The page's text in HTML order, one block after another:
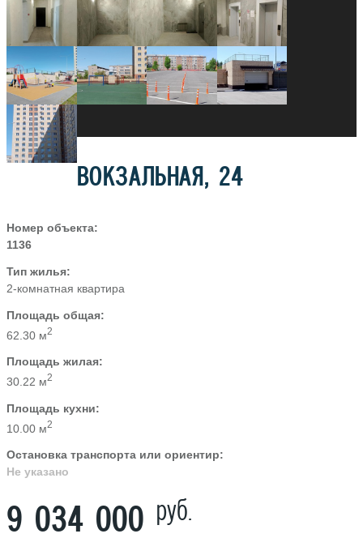
ВОКЗАЛЬНАЯ, 24
Номер объекта:
1136
Тип жилья:
2-комнатная квартира
Площадь общая:
62.30 м2
Площадь жилая:
30.22 м2
Площадь кухни:
10.00 м2
Остановка транспорта или ориентир:
Не указано
9 034 000 руб.